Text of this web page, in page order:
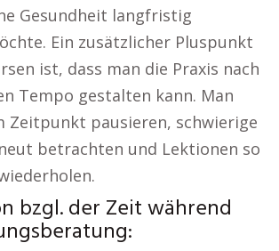
Gesundheit langfristig
Ein zusätzlicher Pluspunkt
ist, dass man die Praxis nach
Tempo gestalten kann. Man
Zeitpunkt pausieren, schwierige
betrachten und Lektionen so
bzgl. der Zeit während